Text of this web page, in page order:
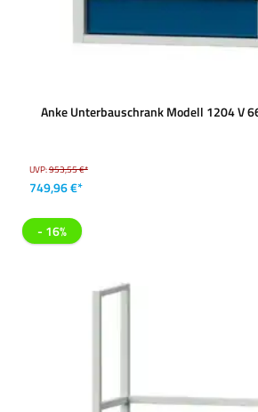
Anke Unterbauschrank Modell 1204 V
UVP:953,55 €*
749,96 €*
- 16%